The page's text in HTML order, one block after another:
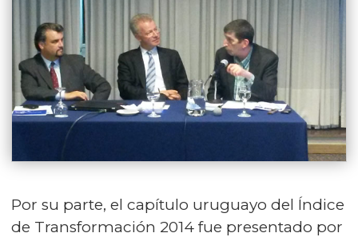
Por su parte, el capítulo uruguayo del Índice
de Transformación 2014 fue presentado por